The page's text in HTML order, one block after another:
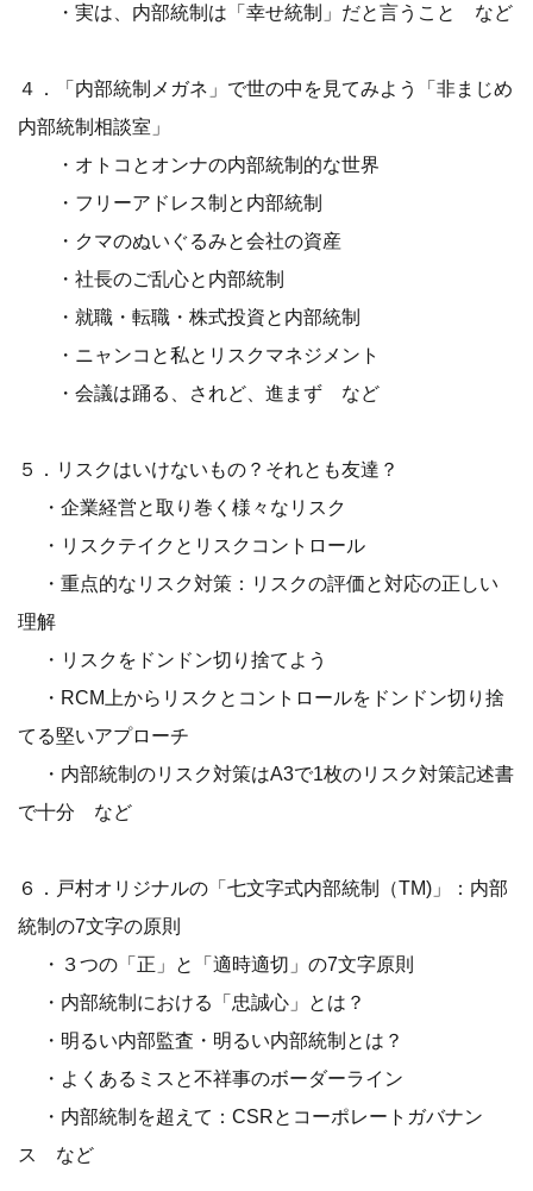
・実は、内部統制は「幸せ統制」だと言うこと など
４．「内部統制メガネ」で世の中を見てみよう「非まじめ
内部統制相談室」
・オトコとオンナの内部統制的な世界
・フリーアドレス制と内部統制
・クマのぬいぐるみと会社の資産
・社長のご乱心と内部統制
・就職・転職・株式投資と内部統制
・ニャンコと私とリスクマネジメント
・会議は踊る、されど、進まず など
５．リスクはいけないもの？それとも友達？
・企業経営と取り巻く様々なリスク
・リスクテイクとリスクコントロール
・重点的なリスク対策：リスクの評価と対応の正しい
理解
・リスクをドンドン切り捨てよう
・RCM上からリスクとコントロールをドンドン切り捨
てる堅いアプローチ
・内部統制のリスク対策はA3で1枚のリスク対策記述書
で十分 など
６．戸村オリジナルの「七文字式内部統制（TM)」：内部
統制の7文字の原則
・３つの「正」と「適時適切」の7文字原則
・内部統制における「忠誠心」とは？
・明るい内部監査・明るい内部統制とは？
・よくあるミスと不祥事のボーダーライン
・内部統制を超えて：CSRとコーポレートガバナン
ス など